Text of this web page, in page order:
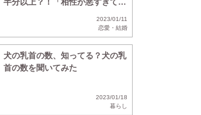
2023/01/11
恋愛・結婚
犬の乳首の数、知ってる？犬の乳
首の数を聞いてみた
2023/01/18
暮らし